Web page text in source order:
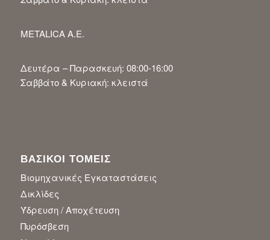
METALICA A.E.
Δευτέρα – Παρασκευή: 08:00-16:00
Σαββάτο & Κυριακή: κλειστά
ΒΑΣΙΚΟΙ ΤΟΜΕΙΣ
Βιομηχανικές Εγκαταστάσεις
Δικλίδες
Ύδρευση / Αποχέτευση
Πυρόσβεση